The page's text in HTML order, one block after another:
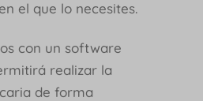
el que lo necesites.
con un software
realizar la
de forma